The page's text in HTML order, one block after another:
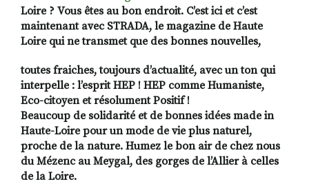
Loire ? Vous êtes au bon endroit. C’est ici et c’est
maintenant avec STRADA, le magazine de Haute
Loire qui ne transmet que des bonnes nouvelles,
toutes fraiches, toujours d’actualité, avec un ton qui
interpelle : l’esprit HEP ! HEP comme Humaniste,
Eco-citoyen et résolument Positif !
Beaucoup de solidarité et de bonnes idées made in
Haute-Loire pour un mode de vie plus naturel,
proche de la nature. Humez le bon air de chez nous
du Mézenc au Meygal, des gorges de l’Allier à celles
de la Loire.